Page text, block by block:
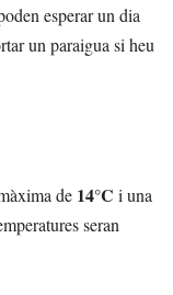
esperar un dia
un paraigua si heu
de 14°C i una
seran